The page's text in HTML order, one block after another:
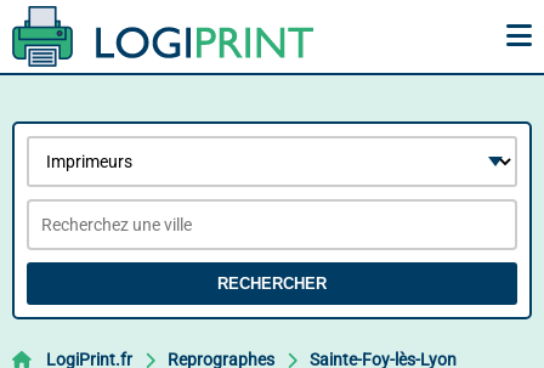
RECHERCHER
LogiPrint.fr Reprographes Sainte-Foy-lès-Lyon